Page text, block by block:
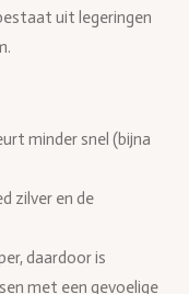
uit legeringen
minder snel (bijna
zilver en de
daardoor is
met een gevoelige